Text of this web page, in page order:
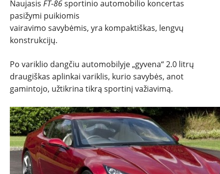
NAUDOTI
SPORTAS
PATARIMAI
ĮVAIRENYBĖS
Naujasis FT-86sportinio automobilio koncertas
pasižymi puikiomis
vairavimo savybėmis, yra kompaktiškas, lengvų
konstrukcijų.
Po variklio dangčiu automobilyje „gyvena“ 2.0 litrų
draugiškas aplinkai variklis, kurio savybės, anot
gamintojo, užtikrina tikrą sportinį važiavimą.